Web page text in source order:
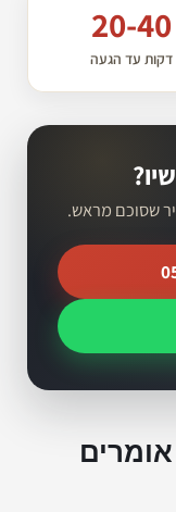
20-40
דקות עד הגעה
שסוכם מראש.